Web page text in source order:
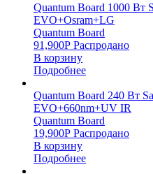
Quantum Board 1000 Вт
EVO+Osram+LG
Quantum Board
91,900Р Распродано
В корзину
Подробнее
Quantum Board 240 Вт
EVO+660nm+UV IR
Quantum Board
19,900Р Распродано
В корзину
Подробнее